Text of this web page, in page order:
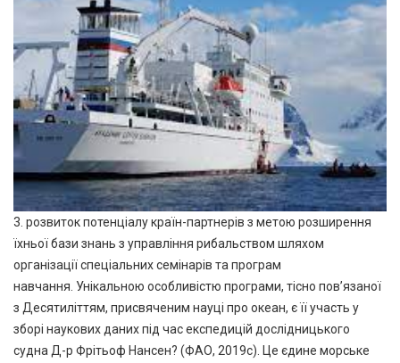
3. розвиток потенціалу країн-партнерів з метою розширення
їхньої бази знань з управління рибальством шляхом
організації спеціальних семінарів та програм
навчання. Унікальною особливістю програми, тісно пов’язаної
з Десятиліттям, присвяченим науці про океан, є її участь у
зборі наукових даних під час експедицій дослідницького
судна Д-р Фрітьоф Нансен? (ФАО, 2019c). Це єдине морське